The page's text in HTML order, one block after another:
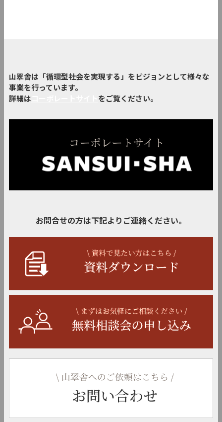
山翠舎は「循環型社会を実現する」をビジョンとして様々な
事業を行っています。
詳細は
をご覧ください。
お問合せの方は下記よりご連絡ください。